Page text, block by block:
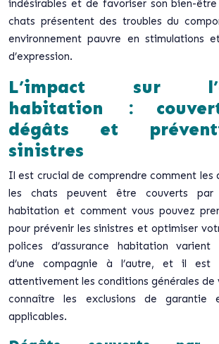
indésirables et de favoriser son bien-être
chats présentent des troubles du
environnement pauvre en stimulations
d’expression.
L’impact sur
habitation :
dégâts et
sinistres
Il est crucial de comprendre comment les
les chats peuvent être couverts par
habitation et comment vous pouvez
pour prévenir les sinistres et optimiser
polices d’assurance habitation varient
d’une compagnie à l’autre, et il est
attentivement les conditions générales
connaître les exclusions de garantie
applicables.